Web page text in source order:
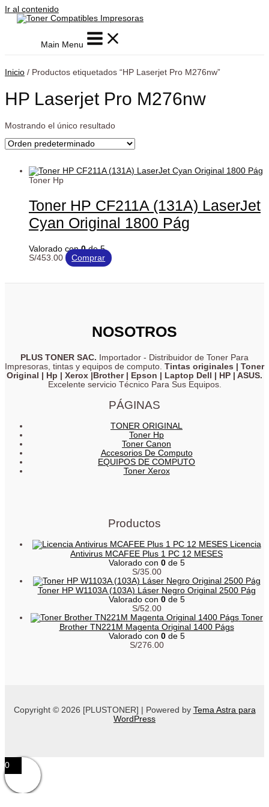
Ir al contenido
Main Menu
Inicio / Productos etiquetados “HP Laserjet Pro M276nw”
HP Laserjet Pro M276nw
Mostrando el único resultado
Toner Hp
Toner HP CF211A (131A) LaserJet
Cyan Original 1800 Pág
Valorado con0de 5
S/453.00 Comprar
NOSOTROS
PLUS TONER SAC. Importador - Distribuidor de Toner Para
Impresoras, tintas y equipos de computo. Tintas originales | Toner
Original | Hp | Xerox |Brother | Epson | Laptop Dell | HP | ASUS.
Excelente servicio Técnico Para Sus Equipos.
PÁGINAS
TONER ORIGINAL
Toner Hp
Toner Canon
Accesorios De Computo
EQUIPOS DE COMPUTO
Toner Xerox
Productos
Licencia
Antivirus MCAFEE Plus 1 PC 12 MESES
Valorado con 0de 5
S/35.00
Toner HP W1103A (103A) Láser Negro Original 2500 Pág
Valorado con 0de 5
S/52.00
Toner
Brother TN221M Magenta Original 1400 Págs
Valorado con 0de 5
S/276.00
Copyright © 2026 [PLUSTONER] | Powered by Tema Astra para
WordPress
0